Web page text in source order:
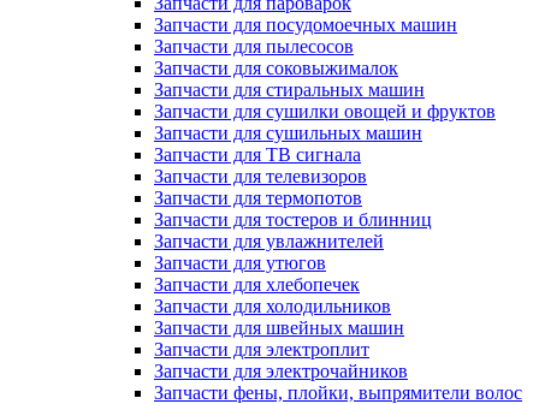
Запчасти для посудомоечных машин
Запчасти для пылесосов
Запчасти для соковыжималок
Запчасти для стиральных машин
Запчасти для сушилки овощей и фруктов
Запчасти для сушильных машин
Запчасти для ТВ сигнала
Запчасти для телевизоров
Запчасти для термопотов
Запчасти для тостеров и блинниц
Запчасти для увлажнителей
Запчасти для утюгов
Запчасти для хлебопечек
Запчасти для холодильников
Запчасти для швейных машин
Запчасти для электроплит
Запчасти для электрочайников
Запчасти фены, плойки, выпрямители волос